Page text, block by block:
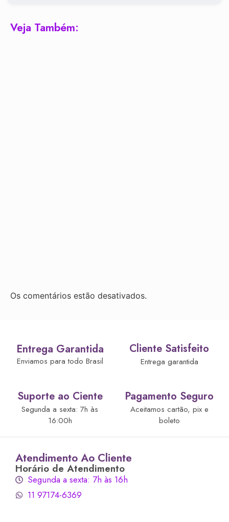
Veja Também:
Os comentários estão desativados.
Entrega Garantida
Enviamos para todo Brasil
Cliente Satisfeito
Entrega garantida
Suporte ao Ciente
Segunda a sexta: 7h às
16:00h
Pagamento Seguro
Aceitamos cartão, pix e
boleto
Atendimento Ao Cliente
Horário de Atendimento
Segunda a sexta: 7h às 16h
11 97174-6369